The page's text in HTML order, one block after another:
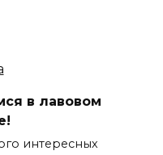
в лавовом
интересных